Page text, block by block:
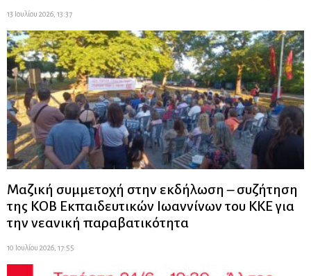
13 Ιουλίου 2026, 13:37
Μαζική συμμετοχή στην εκδήλωση – συζήτηση
της ΚΟΒ Εκπαιδευτικών Ιωαννίνων του ΚΚΕ για
την νεανική παραβατικότητα
10 Ιουλίου 2026, 17:55